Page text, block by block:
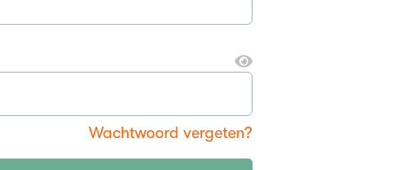
Wachtwoord vergeten?